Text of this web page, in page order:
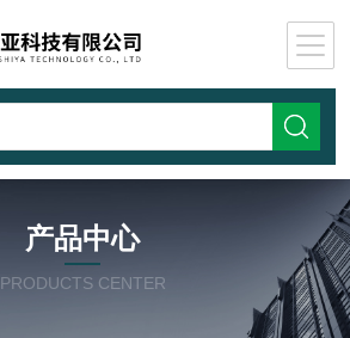
产品中心
PRODUCTS CENTER